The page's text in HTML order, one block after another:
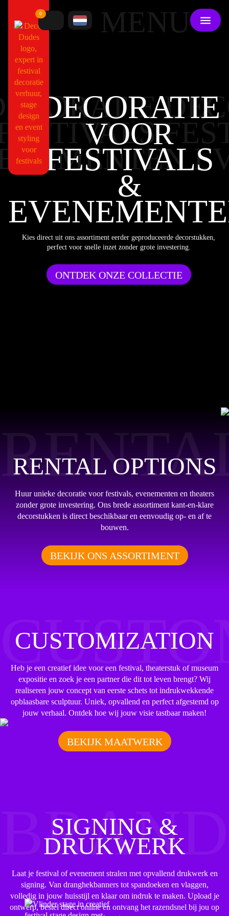
0 MENU
DECORATIE
VOOR
FESTIVALS
&
Kies direct uit ons assortiment eerder geproduceerde decorstukken,
perfect voor snelle inzet zonder grote investering.
ONTDEK ONZE COLLECTIE
RENTAL OPTIONS
Huur unieke decoratie voor festivals, evenementen en theaters
zonder grote investering. Ons brede assortiment kant-en-klare
decorstukken is direct beschikbaar en eenvoudig op- en af te
bouwen.
BEKIJK ONS ASSORTIMENT
CUSTOMIZATION
Heb je een creatief idee voor een festival, theaterstuk of museum
expositie en zoek je een partner die dit tot leven brengt? Wij
realiseren jouw concept van eerste schets tot indrukwekkende
opblaasbare sculptuur. Uniek, opvallend en perfect afgestemd op
jouw verhaal. Ontdek hoe wij jouw visie tastbaar maken!
BEKIJK MAATWERK
SIGNING &
DRUKWERK
Laat je festival of evenement stralen met opvallend drukwerk en
signing. Van dranghekbanners tot spandoeken en vlaggen,
volledig in jouw huisstijl en klaar om indruk te maken. Upload je
ontwerp, bestel direct online en ontvang het razendsnel bij jou op